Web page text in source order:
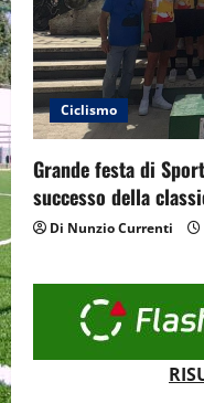
Ciclismo
Grande festa di
successo della
Di Nunzio Currenti